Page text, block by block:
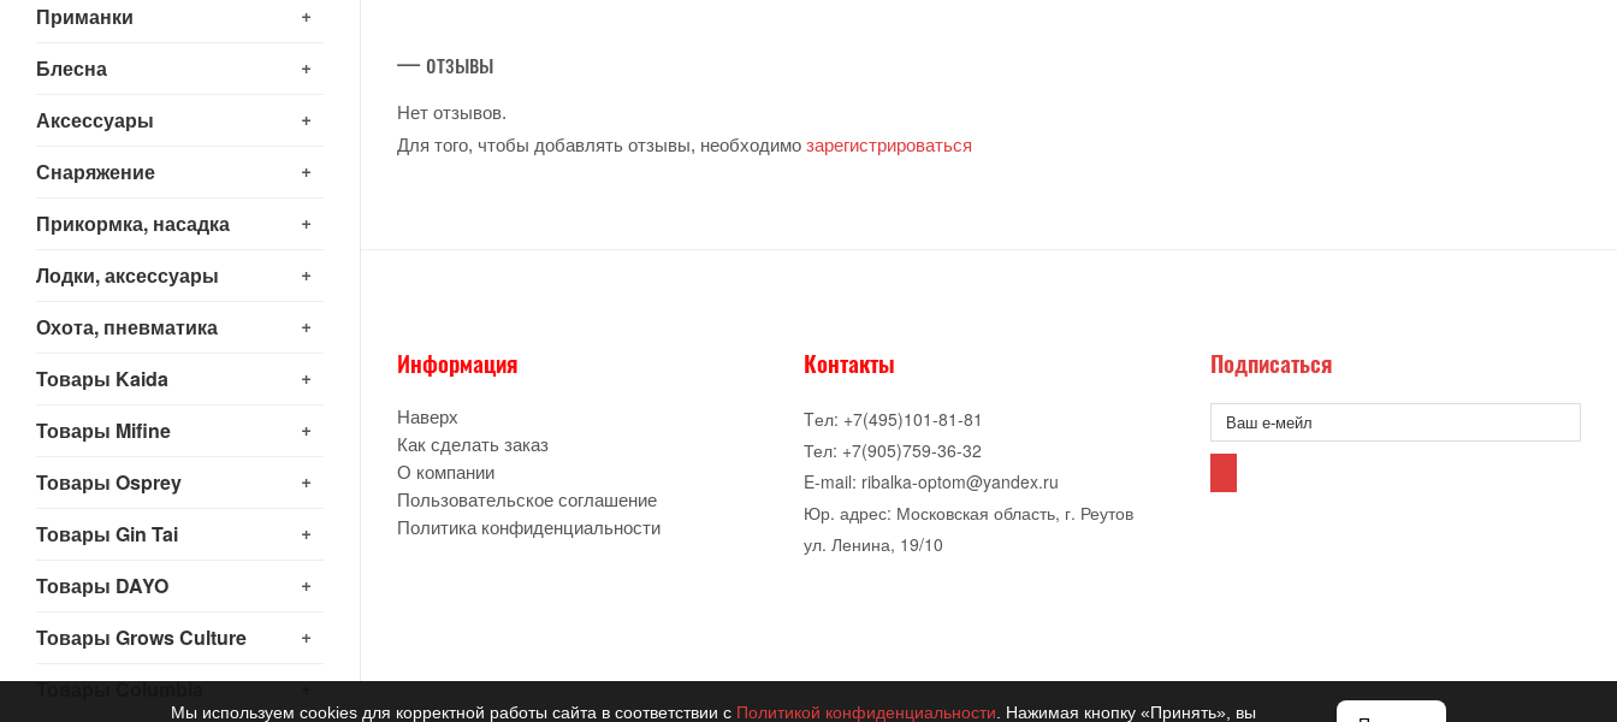
+
Приманки
+
Блесна
+
Аксессуары
+
Снаряжение
+
Прикормка, насадка
+
Лодки, аксессуары
+
Охота, пневматика
+
Товары Kaida
+
Товары Mifine
+
Товары Osprey
+
Товары Gin Tai
+
Товары DAYO
+
Товары Grows Culture
+
Товары Columbia
— отзывы
Нет отзывов.
Для того, чтобы добавлять отзывы, необходимо зарегистрироваться
Информация
Наверх
Как сделать заказ
О компании
Пользовательское соглашение
Политика конфиденциальности
Контакты
Tел: +7(495)101-81-81
Тел: +7(905)759-36-32
E-mail: ribalka-optom@yandex.ru
Юр. адрес: Московская область, г. Реутов
ул. Ленина, 19/10
Подписаться
Мы используем cookies для корректной работы сайта в соответствии с Политикой конфиденциальности . Нажимая кнопку «Принять», вы